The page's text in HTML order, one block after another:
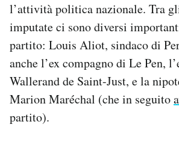
l’attività politica nazionale. Tra
imputate ci sono diversi
partito: Louis Aliot, sindaco di
anche l’ex compagno di Le Pen,
Wallerand de Saint-Just, e la
Marion Maréchal (che in seguito
partito).